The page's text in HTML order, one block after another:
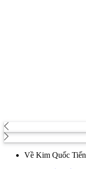
Về Kim Quốc Tiến